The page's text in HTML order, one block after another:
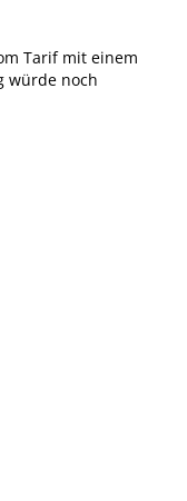
Tarif mit einem
würde noch